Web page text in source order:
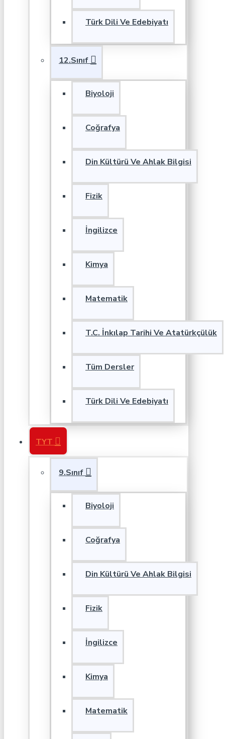
Türk Dili Ve Edebiyatı
12.Sınıf
Biyoloji
Coğrafya
Din Kültürü Ve Ahlak Bilgisi
Fizik
İngilizce
Kimya
Matematik
T.C. İnkılap Tarihi Ve Atatürkçülük
Tüm Dersler
Türk Dili Ve Edebiyatı
TYT
9.Sınıf
Biyoloji
Coğrafya
Din Kültürü Ve Ahlak Bilgisi
Fizik
İngilizce
Kimya
Matematik